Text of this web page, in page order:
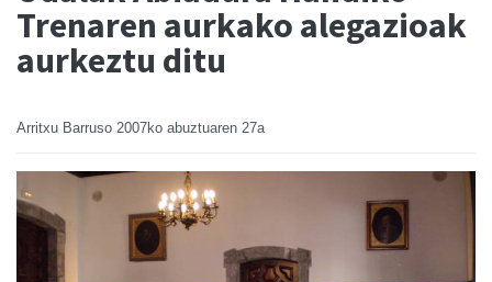
Trenaren aurkako alegazioak
aurkeztu ditu
Arritxu Barruso 2007ko abuztuaren 27a